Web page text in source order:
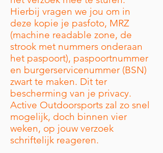
Hierbij vragen we jou om in
deze kopie je pasfoto, MRZ
(machine readable zone, de
strook met nummers onderaan
het paspoort), paspoortnummer
en burgerservicenummer (BSN)
zwart te maken. Dit ter
bescherming van je privacy.
Active Outdoorsports zal zo snel
mogelijk, doch binnen vier
weken, op jouw verzoek
schriftelijk reageren.